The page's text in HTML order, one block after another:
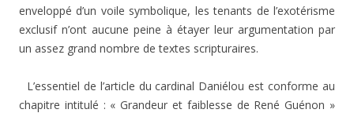
enveloppé d’un voile symbolique, les tenants de l’exotérisme
exclusif n’ont aucune peine à étayer leur argumentation par
un assez grand nombre de textes scripturaires.
L’essentiel de l’article du cardinal Daniélou est conforme au
chapitre intitulé : « Grandeur et faiblesse de René Guénon »